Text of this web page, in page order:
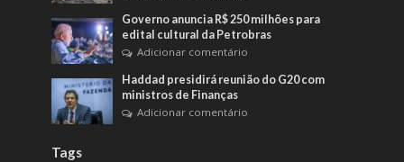
Governo anuncia R$ 250 milhões para
edital cultural da Petrobras
Adicionar comentário
Haddad presidirá reunião do G20 com
ministros de Finanças
Adicionar comentário
Tags